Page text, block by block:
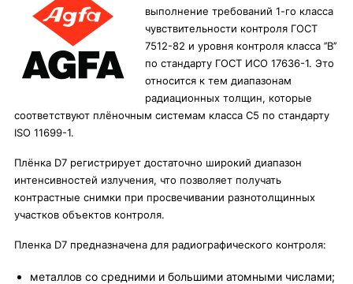
выполнение требований 1-го класса
чувствительности контроля ГОСТ
7512-82 и уровня контроля класса ’’В’’
по стандарту ГОСТ ИСО 17636-1. Это
относится к тем диапазонам
радиационных толщин, которые
соответствуют плёночным системам класса С5 по стандарту
ISO 11699-1.
Плёнка D7 регистрирует достаточно широкий диапазон
интенсивностей излучения, что позволяет получать
контрастные снимки при просвечивании разнотолщинных
участков объектов контроля.
Пленка D7 предназначена для радиографического контроля:
металлов со средними и большими атомными числами;